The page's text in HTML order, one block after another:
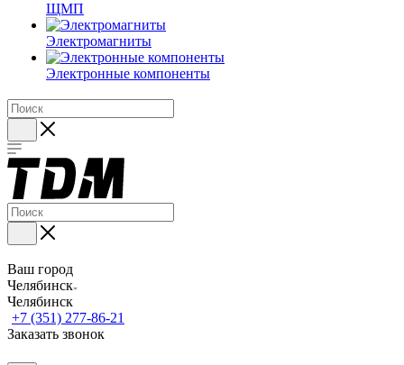
ЩМП
Электромагниты
Электронные компоненты
Ваш город
Челябинск
Челябинск
+7 (351) 277-86-21
Заказать звонок